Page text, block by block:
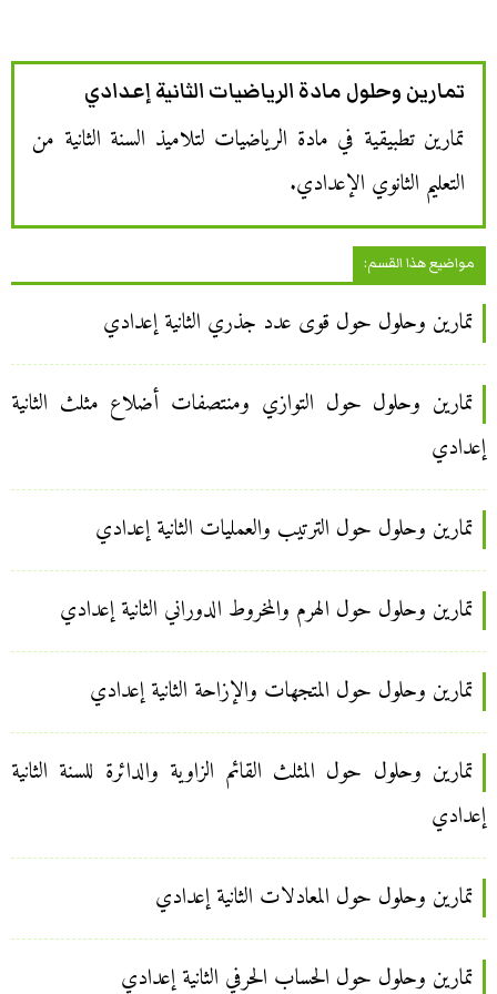
تمارين وحلول مادة الرياضيات الثانية إعدادي
تمارين تطبيقية في مادة الرياضيات لتلاميذ السنة الثانية من
التعليم الثانوي الإعدادي.
مواضيع هذا القسم:
تمارين وحلول حول قوى عدد جذري الثانية إعدادي
تمارين وحلول حول التوازي ومنتصفات أضلاع مثلث الثانية
إعدادي
تمارين وحلول حول الترتيب والعمليات الثانية إعدادي
تمارين وحلول حول الهرم والمخروط الدوراني الثانية إعدادي
تمارين وحلول حول المتجهات والإزاحة الثانية إعدادي
تمارين وحلول حول المثلث القائم الزاوية والدائرة للسنة الثانية
إعدادي
تمارين وحلول حول المعادلات الثانية إعدادي
تمارين وحلول حول الحساب الحرفي الثانية إعدادي